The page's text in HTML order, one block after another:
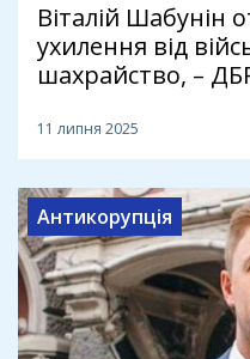
Віталій Шабунін
ухилення від
шахрайство, –
11 липня 2025
Антикорупція